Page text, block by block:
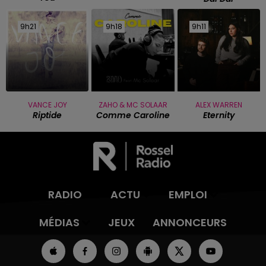
9h21
9h21
VANCE JOY
Riptide
9h18
9h18
ZAHO & MC SOLAAR
Comme Caroline
9h11
9h11
ALEX WARREN
Eternity
RADIO ACTU
EMPLOI
MÉDIAS
JEUX ANNONCEURS